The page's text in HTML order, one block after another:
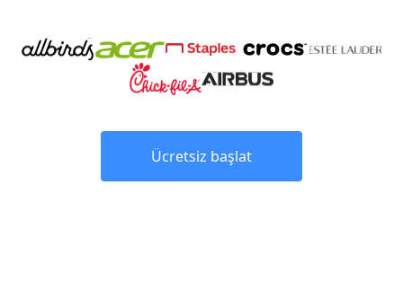
Ücretsiz başlat